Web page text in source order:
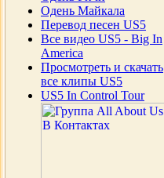
Одень Майкала
Перевод песен US5
Все видео US5 - Big In
America
Просмотреть и скачать
все клипы US5
US5 In Control Tour